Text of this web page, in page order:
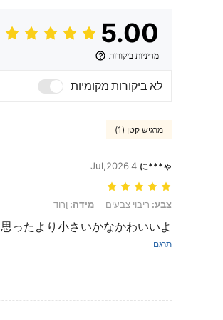
5.00
מדיניות ביקורות
לא ביקורות מקומיות
מרגיש קטן (1)
に***ゃ
4 Jul,2026
צבע: ריבוי צבעים, מידה: וָרוֹד
צבע: ריבוי צבעים מידה: וָרוֹד
思ったより小さいかなかわいいよ！
תרגם